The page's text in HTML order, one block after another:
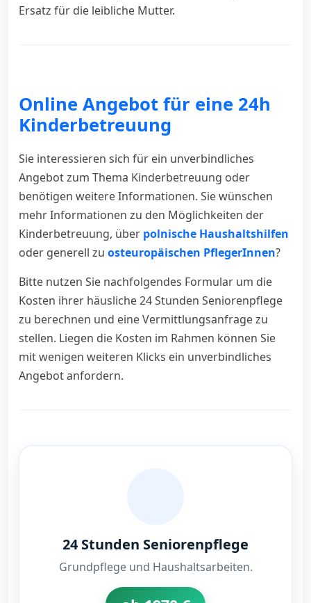
Ersatz für die leibliche Mutter.
Online Angebot für eine 24h
Kinderbetreuung
Sie interessieren sich für ein unverbindliches
Angebot zum Thema Kinderbetreuung oder
benötigen weitere Informationen. Sie wünschen
mehr Informationen zu den Möglichkeiten der
Kinderbetreuung, über polnische Haushaltshilfen
oder generell zu osteuropäischen PflegerInnen?
Bitte nutzen Sie nachfolgendes Formular um die
Kosten ihrer häusliche 24 Stunden Seniorenpflege
zu berechnen und eine Vermittlungsanfrage zu
stellen. Liegen die Kosten im Rahmen können Sie
mit wenigen weiteren Klicks ein unverbindliches
Angebot anfordern.
24 Stunden Seniorenpflege
Grundpflege und Haushaltsarbeiten.